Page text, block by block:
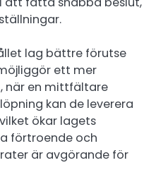
lag bättre förutse
ett mer
när en mittfältare
kan de leverera
ökar lagets
förtroende och
är avgörande för